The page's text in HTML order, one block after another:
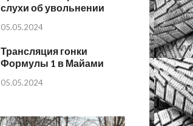
слухи об увольнении
05.05.2024
Трансляция гонки
Формулы 1 в Майами
05.05.2024